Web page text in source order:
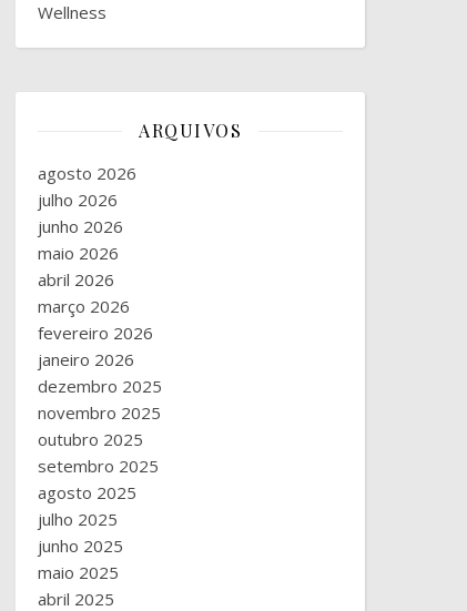
Wellness
ARQUIVOS
agosto 2026
julho 2026
junho 2026
maio 2026
abril 2026
março 2026
fevereiro 2026
janeiro 2026
dezembro 2025
novembro 2025
outubro 2025
setembro 2025
agosto 2025
julho 2025
junho 2025
maio 2025
abril 2025